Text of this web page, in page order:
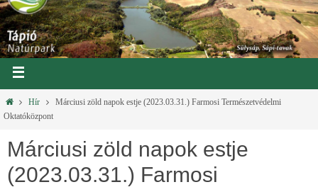
Hír
Márciusi zöld napok estje (2023.03.31.) Farmosi Természetvédelmi
Oktatóközpont
Márciusi zöld napok estje
(2023.03.31.) Farmosi